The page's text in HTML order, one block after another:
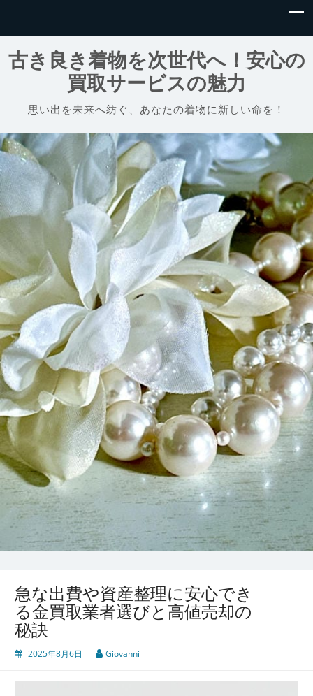
古き良き着物を次世代へ！安心の
買取サービスの魅力
思い出を未来へ紡ぐ、あなたの着物に新しい命を！
急な出費や資産整理に安心でき
る金買取業者選びと高値売却の
秘訣
2025年8月6日 Giovanni